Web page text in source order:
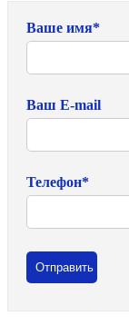
Ваше имя*
Ваш E-mail
Телефон*